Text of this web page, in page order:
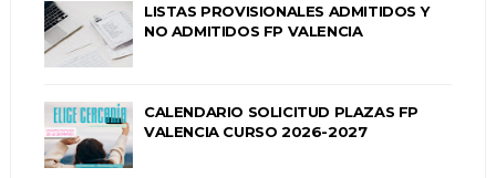
LISTAS PROVISIONALES ADMITIDOS Y
NO ADMITIDOS FP VALENCIA
CALENDARIO SOLICITUD PLAZAS FP
VALENCIA CURSO 2026-2027